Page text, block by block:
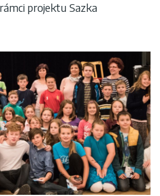
projektu Sazka